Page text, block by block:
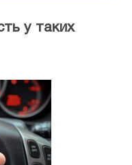
у таких